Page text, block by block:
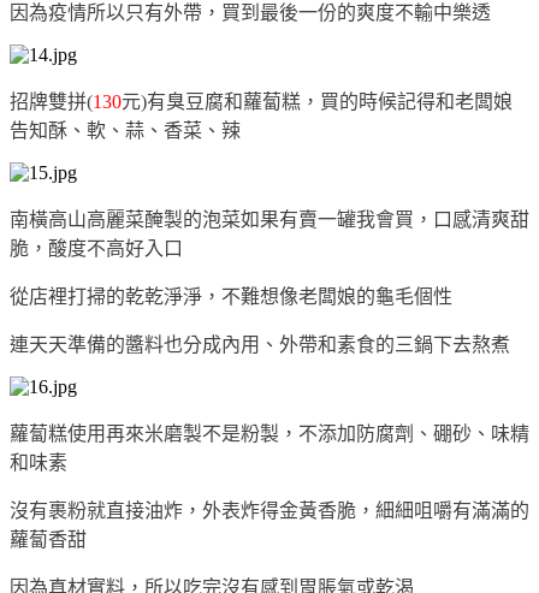
因為疫情所以只有外帶，買到最後一份的爽度不輸中樂透
招牌雙拼(130元)有臭豆腐和蘿蔔糕，買的時候記得和老闆娘
告知酥、軟、蒜、香菜、辣
南橫高山高麗菜醃製的泡菜如果有賣一罐我會買，口感清爽甜
脆，酸度不高好入口
從店裡打掃的乾乾淨淨，不難想像老闆娘的龜毛個性
連天天準備的醬料也分成內用、外帶和素食的三鍋下去熬煮
蘿蔔糕使用再來米磨製不是粉製，不添加防腐劑、硼砂、味精
和味素
沒有裹粉就直接油炸，外表炸得金黃香脆，細細咀嚼有滿滿的
蘿蔔香甜
因為真材實料，所以吃完沒有感到胃脹氣或乾渴